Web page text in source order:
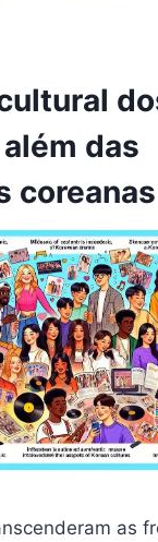
das
coreanas
as